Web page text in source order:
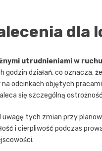
dla
utrudnieniami w
godzin działań, co
odcinkach objętych
się szczególną
uwagę tych zmian przy
i cierpliwość podczas